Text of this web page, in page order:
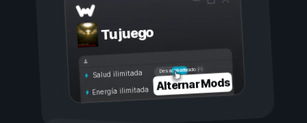
Tu juego
Activado
Desactivado
Salud ilimitada
Energía ilimitada Alternar Mods